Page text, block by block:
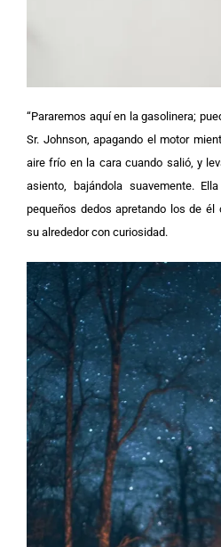
“Pararemos aquí en la gasolinera;
Sr. Johnson, apagando el motor
aire frío en la cara cuando salió, y
asiento, bajándola suavemente.
pequeños dedos apretando los de
su alrededor con curiosidad.